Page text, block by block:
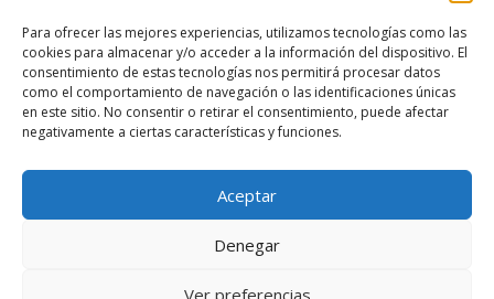
Para ofrecer las mejores experiencias, utilizamos tecnologías como las
cookies para almacenar y/o acceder a la información del dispositivo. El
consentimiento de estas tecnologías nos permitirá procesar datos
como el comportamiento de navegación o las identificaciones únicas
en este sitio. No consentir o retirar el consentimiento, puede afectar
negativamente a ciertas características y funciones.
Aceptar
Denegar
Ver preferencias
Electrorenover
Ayuda
Legal
Suscribete